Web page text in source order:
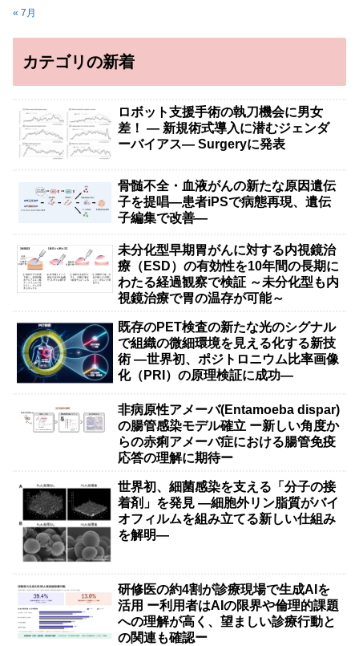
« 7月
カテゴリの新着
ロボット支援手術の執刀機会に男女
差！ — 新規術式導入に潜むジェンダ
ーバイアス— Surgeryに発表
骨髄不全・血液がんの新たな原因遺伝
子を提唱―患者iPSで病態再現、遺伝
子編集で改善―
未分化型早期胃がんに対する内視鏡治
療（ESD）の有効性を10年間の長期に
わたる経過観察で検証 ～未分化型も内
視鏡治療で胃の温存が可能～
既存のPET検査の新たな光のシグナル
で組織の微細環境を見える化する新技
術 ―世界初、ポジトロニウム比率画像
化（PRI）の原理検証に成功―
非病原性アメーバ(Entamoeba dispar)
の腸管感染モデル確立 ー新しい角度か
らの赤痢アメーバ症における腸管免疫
応答の理解に期待ー
世界初、細菌感染を支える「分子の接
着剤」を発見 ―細胞外リン脂質がバイ
オフィルムを組み立てる新しい仕組み
を解明―
研修医の約4割が診療現場で生成AIを
活用 ー利用者はAIの限界や倫理的課題
への理解が高く、望ましい診療行動と
の関連も確認ー